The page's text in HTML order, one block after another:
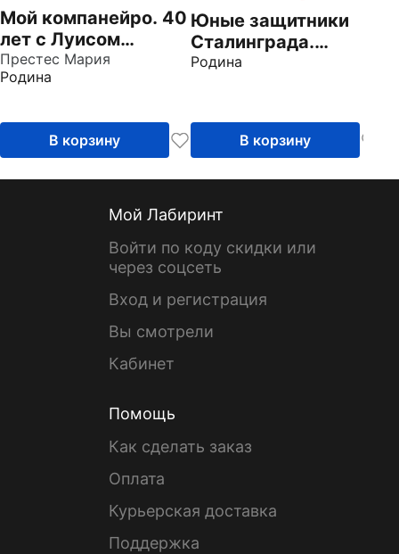
Мой компанейро. 40
лет с Луисом
Карлосом
Престесом
Престес Мария
Родина
В корзину
Юные защитники
Сталинграда.
Рассказы
Родина
В корзину
Мой Лабиринт
Войти по коду скидки или
через соцсеть
Вход и регистрация
Вы смотрели
Кабинет
Помощь
Как сделать заказ
Оплата
Курьерская доставка
Поддержка